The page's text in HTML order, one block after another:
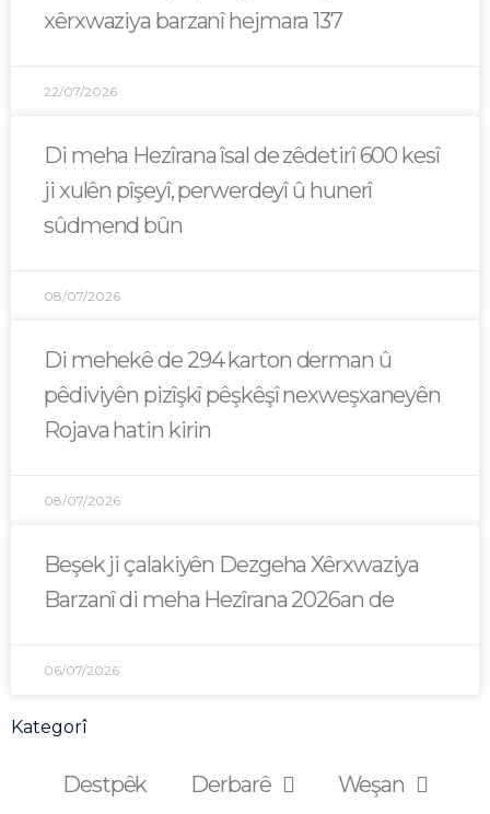
xêrxwaziya barzanî hejmara 137
22/07/2026
Di meha Hezîrana îsal de zêdetirî 600 kesî
ji xulên pîşeyî, perwerdeyî û hunerî
sûdmend bûn
08/07/2026
Di mehekê de 294 karton derman û
pêdiviyên pizîşkî pêşkêşî nexweşxaneyên
Rojava hatin kirin
08/07/2026
Beşek ji çalakiyên Dezgeha Xêrxwaziya
Barzanî di meha Hezîrana 2026an de
06/07/2026
Kategorî
Destpêk Derbarê
Weşan